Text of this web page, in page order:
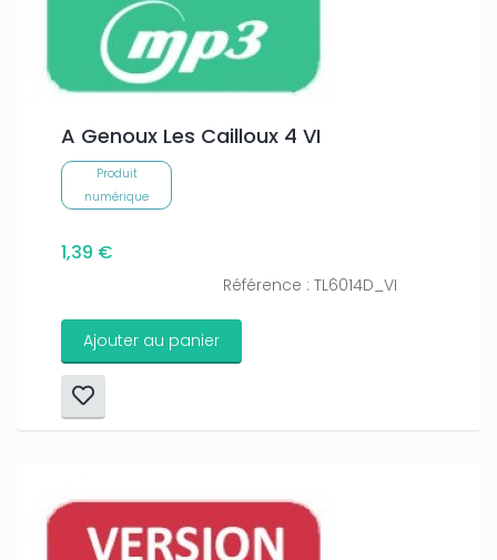
A Genoux Les Cailloux 4 VI
Produit
numérique
1,39 €
Référence : TL6014D_VI
Ajouter au panier